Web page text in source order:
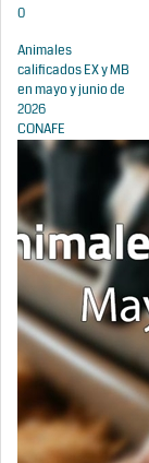
0
Animales
calificados EX y MB
en mayo y junio de
2026
CONAFE